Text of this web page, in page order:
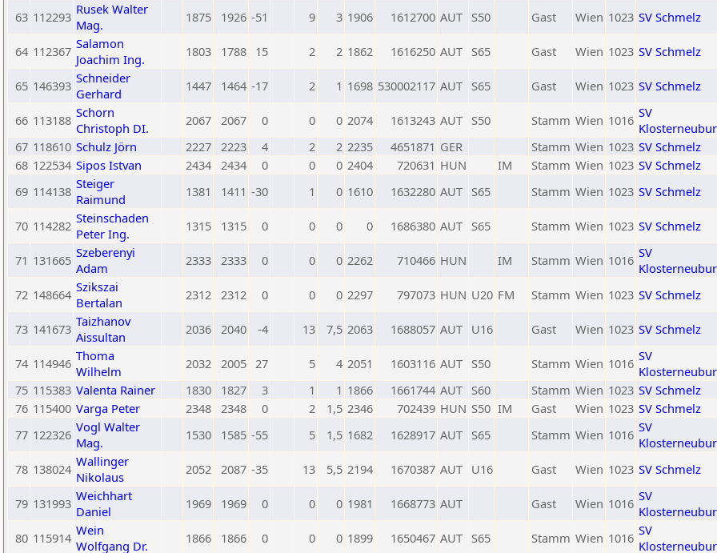
63 112293 Rusek Walter
Mag.
1875 1926 -51 9 3 1906 1612700 AUT S50 Gast Wien 1023 SV Schmelz
64 112367 Salamon
Joachim Ing.
1803 1788 15 2 2 1862 1616250 AUT S65 Gast Wien 1023 SV Schmelz
65 146393 Schneider
Gerhard
1447 1464 -17 2 1 1698 530002117 AUT S65 Gast Wien 1023 SV Schmelz
66 113188 Schorn
Christoph DI.
2067 2067 0 0 0 2074 1613243 AUT S50 Stamm Wien 1016 SV
67 118610 Schulz Jörn 2227 2223 4 2 2 2235 4651871 GER Stamm Wien 1023 SV Schmelz
68 122534 Sipos Istvan 2434 2434 0 0 0 2404 720631 HUN IM Stamm Wien 1023 SV Schmelz
69 114138 Steiger
Raimund
1381 1411 -30 1 0 1610 1632280 AUT S65 Stamm Wien 1023 SV Schmelz
70 114282 Steinschaden
Peter Ing.
1315 1315 0 0 0 0 1686380 AUT S65 Stamm Wien 1023 SV Schmelz
71 131665 Szeberenyi
Adam
2333 2333 0 0 0 2262 710466 HUN IM Stamm Wien 1016 SV
72 148664 Szikszai
Bertalan
2312 2312 0 0 0 2297 797073 HUN U20 FM Stamm Wien 1023 SV Schmelz
73 141673 Taizhanov
Aissultan
2036 2040 -4 13 7,5 2063 1688057 AUT U16 Gast Wien 1023 SV Schmelz
74 114946 Thoma
Wilhelm
2032 2005 27 5 4 2051 1603116 AUT S50 Stamm Wien 1016 SV
75 115383 Valenta Rainer 1830 1827 3 1 1 1866 1661744 AUT S60 Stamm Wien 1023 SV Schmelz
76 115400 Varga Peter 2348 2348 0 2 1,5 2346 702439 HUN S50 IM Gast Wien 1023 SV Schmelz
77 122326 Vogl Walter
Mag.
1530 1585 -55 5 1,5 1682 1628917 AUT S65 Stamm Wien 1016 SV
78 138024 Wallinger
Nikolaus
2052 2087 -35 13 5,5 2194 1670387 AUT U16 Gast Wien 1023 SV Schmelz
79 131993 Weichhart
Daniel
1969 1969 0 0 0 1981 1668773 AUT Gast Wien 1016 SV
80 115914 Wein
Wolfgang Dr.
1866 1866 0 0 0 1899 1650467 AUT S65 Stamm Wien 1016 SV